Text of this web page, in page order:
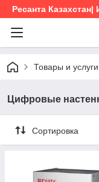
Ресанта
Товары и услуги
Цифровые
Сортировка